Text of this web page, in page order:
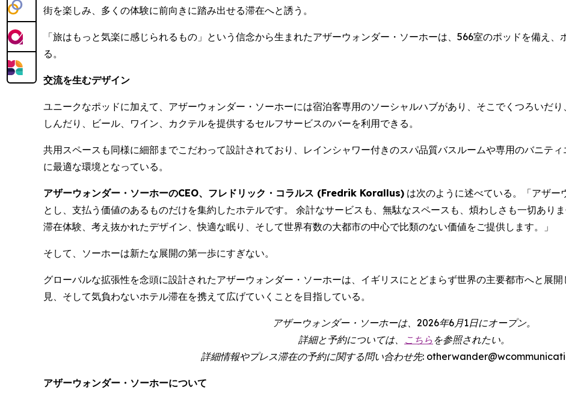
街を楽しみ、多くの体験に前向きに踏み出せる滞在へと誘う。
「旅はもっと気楽に感じられるもの」という信念から生まれたアザーウォンダー・ソーホーは、566室のポッドを備え
る。
交流を生むデザイン
ユニークなポッドに加えて、アザーウォンダー・ソーホーには宿泊客専用のソーシャルハブがあり、そこでくつろいだ
しんだり、ビール、ワイン、カクテルを提供するセルフサービスのバーを利用できる。
共用スペースも同様に細部までこだわって設計されており、レインシャワー付きのスパ品質バスルームや専用のバニテ
に最適な環境となっている。
アザーウォンダー・ソーホーのCEO、フレドリック・コラルス (Fredrik Korallus) は次のように述べている。「アザ
とし、支払う価値のあるものだけを集約したホテルです。 余計なサービスも、無駄なスペースも、煩わしさも一切あり
滞在体験、考え抜かれたデザイン、快適な眠り、そして世界有数の大都市の中心で比類のない価値をご提供します。」
そして、ソーホーは新たな展開の第一歩にすぎない。
グローバルな拡張性を念頭に設計されたアザーウォンダー・ソーホーは、イギリスにとどまらず世界の主要都市へと展
見、そして気負わないホテル滞在を携えて広げていくことを目指している。
アザーウォンダー・ソーホーは、2026年6月1日にオープン。
詳細と予約については、 こちら を参照されたい。
詳細情報やプレス滞在の予約に関する問い合わせ先:
アザーウォンダー・ソーホーについて